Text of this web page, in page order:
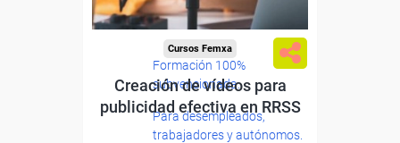
Formación 100%
subvencionada.
Para desempleados,
trabajadores y autónomos.
Cursos Femxa
Creación de vídeos para
publicidad efectiva en RRSS